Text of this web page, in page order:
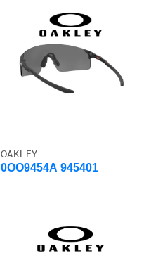
OAKLEY
0OO9454A 945401